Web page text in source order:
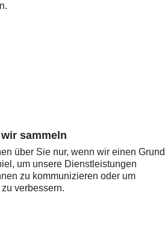
sammeln
über Sie nur, wenn wir einen Grund
um unsere Dienstleistungen
zu kommunizieren oder um
verbessern.